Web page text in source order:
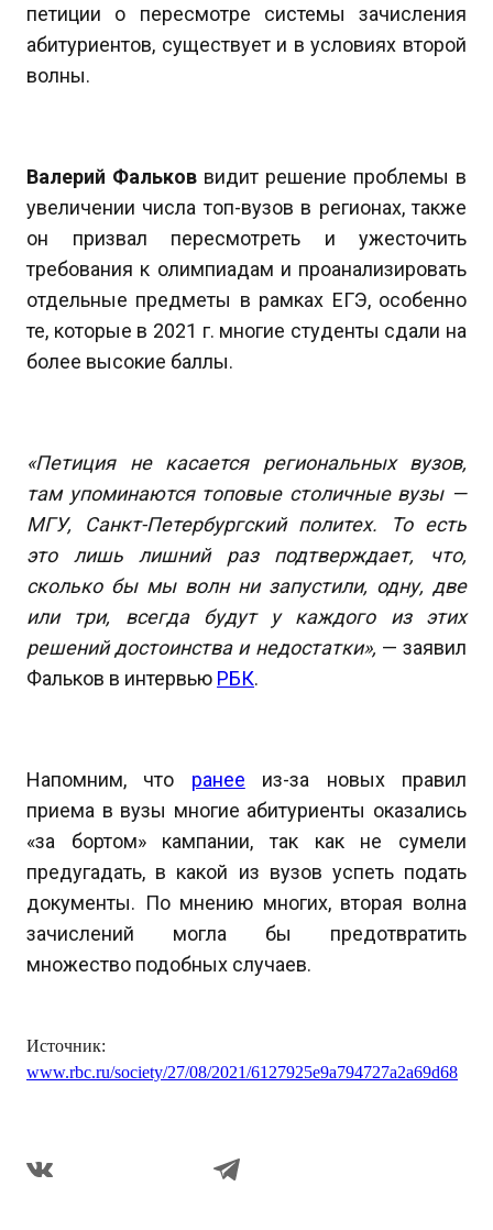
петиции о пересмотре системы зачисления
абитуриентов, существует и в условиях второй
волны.
Валерий Фальков видит решение проблемы в
увеличении числа топ-вузов в регионах, также
он призвал пересмотреть и ужесточить
требования к олимпиадам и проанализировать
отдельные предметы в рамках ЕГЭ, особенно
те, которые в 2021 г. многие студенты сдали на
более высокие баллы.
«Петиция не касается региональных вузов,
там упоминаются топовые столичные вузы —
МГУ, Санкт-Петербургский политех. То есть
это лишь лишний раз подтверждает, что,
сколько бы мы волн ни запустили, одну, две
или три, всегда будут у каждого из этих
решений достоинства и недостатки», — заявил
Фальков в интервью РБК.
Напомним, что ранее из-за новых правил
приема в вузы многие абитуриенты оказались
«за бортом» кампании, так как не сумели
предугадать, в какой из вузов успеть подать
документы. По мнению многих, вторая волна
зачислений могла бы предотвратить
множество подобных случаев.
Источник:
www.rbc.ru/society/27/08/2021/6127925e9a794727a2a69d68